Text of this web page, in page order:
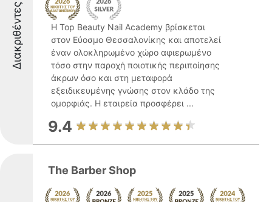
Διακριθέντες
Η Top Beauty Nail Academy βρίσκεται
στον Εύοσμο Θεσσαλονίκης και αποτελεί
έναν ολοκληρωμένο χώρο αφιερωμένο
τόσο στην παροχή ποιοτικής περιποίησης
άκρων όσο και στη μεταφορά
εξειδικευμένης γνώσης στον κλάδο της
ομορφιάς. Η εταιρεία προσφέρει ...
9.4
The Barber Shop